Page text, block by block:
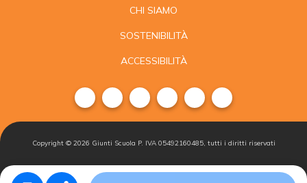
CHI SIAMO
SOSTENIBILITÀ
ACCESSIBILITÀ
Copyright © 2026 Giunti Scuola P. IVA 05492160485, tutti i diritti riservati
Condizioni di Gestisci i Iscriviti alla